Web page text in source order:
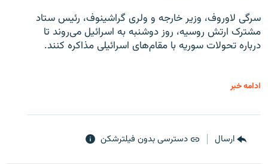
سرگی لاوروف، وزیر خارجه و ولری گراشینوف، رئیس ستاد
مشترک ارتش روسیه، روز دوشنبه به اسرائیل می‌روند تا
درباره تحولات سوریه با مقام‌های اسرائیلی مذاکره کنند.
ادامه خبر
ارسال دسترسی بدون فیلترشکن